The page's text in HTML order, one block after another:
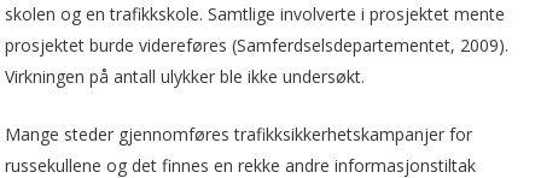
skolen og en trafikkskole. Samtlige involverte i prosjektet mente
prosjektet burde videreføres (Samferdselsdepartementet, 2009).
Virkningen på antall ulykker ble ikke undersøkt.
Mange steder gjennomføres trafikksikkerhetskampanjer for
russekullene og det finnes en rekke andre informasjonstiltak